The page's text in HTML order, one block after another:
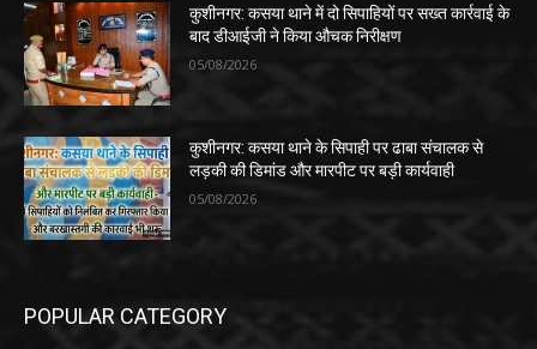
कुशीनगर: कसया थाने में दो सिपाहियों पर सख्त कार्रवाई के
बाद डीआईजी ने किया औचक निरीक्षण
05/08/2026
कुशीनगर: कसया थाने के सिपाही पर ढाबा संचालक से
लड़की की डिमांड और मारपीट पर बड़ी कार्यवाही
05/08/2026
POPULAR CATEGORY